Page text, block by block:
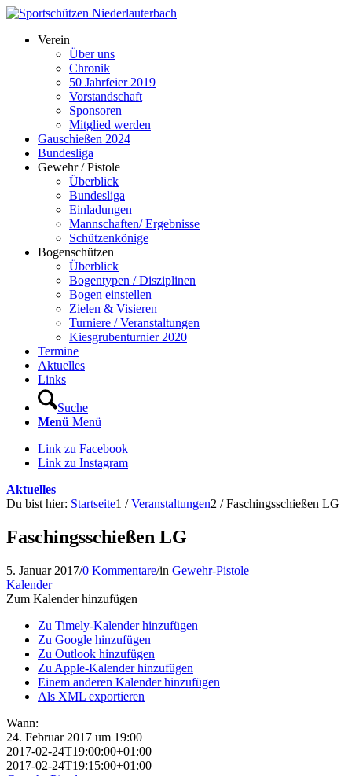
Verein
Über uns
Chronik
50 Jahrfeier 2019
Vorstandschaft
Sponsoren
Mitglied werden
Gauschießen 2024
Bundesliga
Gewehr / Pistole
Überblick
Bundesliga
Einladungen
Mannschaften/ Ergebnisse
Schützenkönige
Bogenschützen
Überblick
Bogentypen / Disziplinen
Bogen einstellen
Zielen & Visieren
Turniere / Veranstaltungen
Kiesgrubenturnier 2020
Termine
Aktuelles
Links
Suche
Menü Menü
Link zu Facebook
Link zu Instagram
Aktuelles
Du bist hier: Startseite1 / Veranstaltungen2 / Faschingsschießen LG
Faschingsschießen LG
5. Januar 2017/0 Kommentare/in Gewehr-Pistole
Kalender
Zum Kalender hinzufügen
Zu Timely-Kalender hinzufügen
Zu Google hinzufügen
Zu Outlook hinzufügen
Zu Apple-Kalender hinzufügen
Einem anderen Kalender hinzufügen
Als XML exportieren
Wann:
24. Februar 2017 um 19:00
2017-02-24T19:00:00+01:00
2017-02-24T19:15:00+01:00